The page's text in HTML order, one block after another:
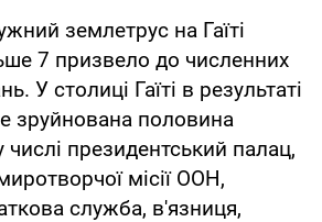
землетрус на Гаїті
7 призвело до численних
У столиці Гаїті в результаті
зруйнована половина
числі президентський палац,
місії ООН,
служба, в'язниця,